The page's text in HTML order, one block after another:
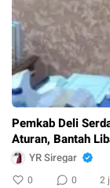
Pemkab Deli
Aturan, Bantah
YR Siregar
0 0 2